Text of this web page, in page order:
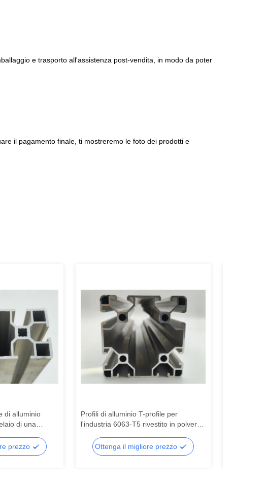
e trasporto all'assistenza post-vendita, in modo da poter
il pagamento finale, ti mostreremo le foto dei prodotti e
di alluminio
di una
prezzo
Profili di alluminio T-profile per
l'industria 6063-T5 rivestito in polvere
piegatura di taglio di lavorazione
Ottenga il migliore prezzo